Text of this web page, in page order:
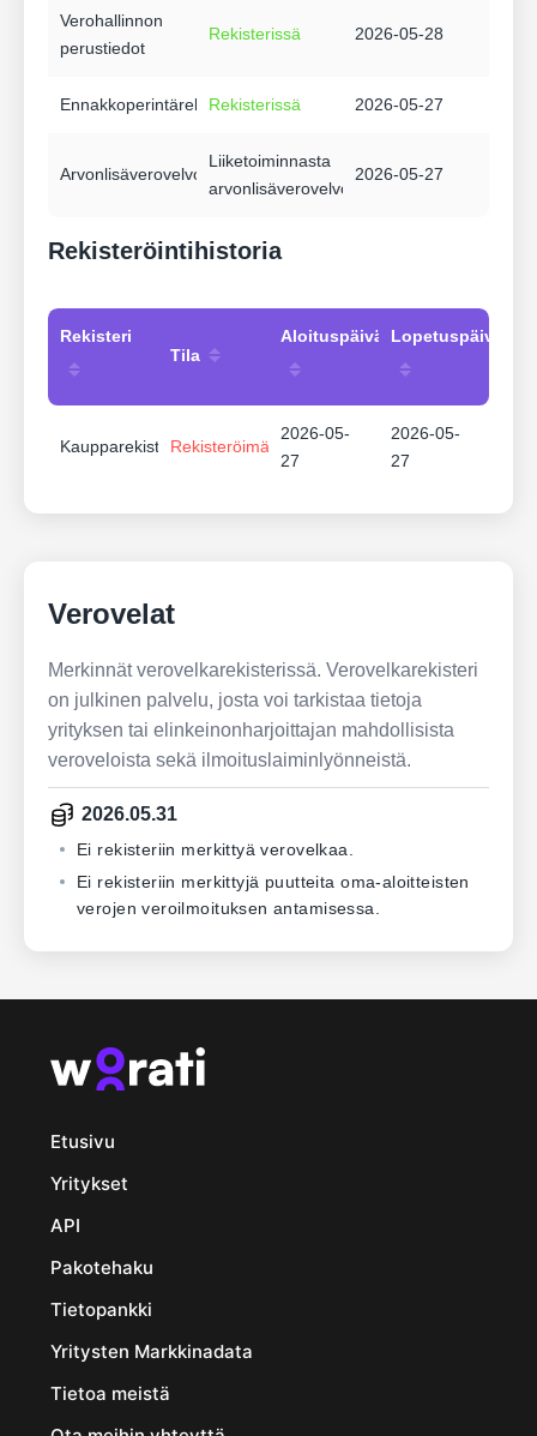
Verohallinnon
perustiedot
Rekisterissä 2026-05-28
EnnakkoperintärekisteriRekisterissä 2026-05-27
Arvonlisäverovelvollisuus
Liiketoiminnasta
arvonlisäverovelvollinen
2026-05-27
Rekisteröintihistoria
Rekisteri
Tila
Aloituspäivämäärä
KaupparekisteriRekisteröimätön
2026-05-
27
2026-05-
27
Verovelat
Merkinnät verovelkarekisterissä. Verovelkarekisteri
on julkinen palvelu, josta voi tarkistaa tietoja
yrityksen tai elinkeinonharjoittajan mahdollisista
veroveloista sekä ilmoituslaiminlyönneistä.
2026.05.31
Ei rekisteriin merkittyä verovelkaa.
Ei rekisteriin merkittyjä puutteita oma-aloitteisten
verojen veroilmoituksen antamisessa.
Etusivu
Yritykset
API
Pakotehaku
Tietopankki
Yritysten Markkinadata
Tietoa meistä